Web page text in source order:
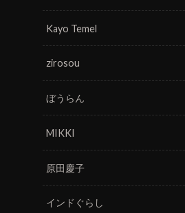
Kayo Temel
zirosou
ぼうらん
MIKKI
原田慶子
インドぐらし